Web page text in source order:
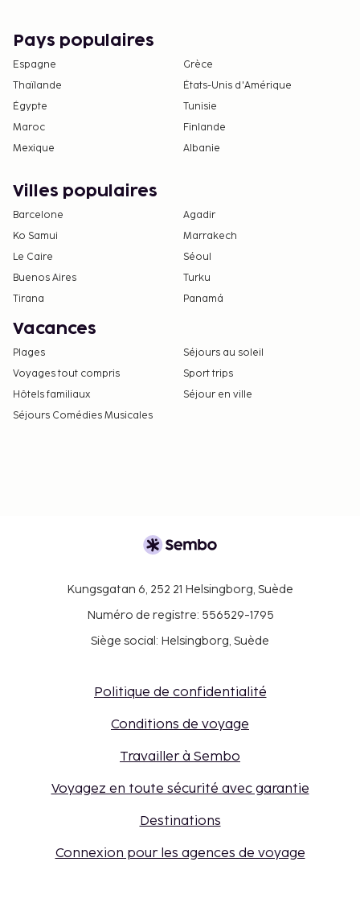
d'informations, veuillez contacter
l'hébergement aux coordonnées figurant dans
Pays populaires
Espagne
Grèce
Thaïlande
États-Unis d'Amérique
Égypte
Tunisie
Maroc
Finlande
Mexique
Albanie
Villes populaires
Barcelone
Agadir
Ko Samui
Marrakech
Le Caire
Séoul
Buenos Aires
Turku
Tirana
Panamá
Vacances
Plages
Séjours au soleil
Voyages tout compris
Sport trips
Hôtels familiaux
Séjour en ville
Séjours Comédies Musicales
Kungsgatan 6, 252 21 Helsingborg, Suède
Numéro de registre: 556529-1795
Siège social: Helsingborg, Suède
Politique de confidentialité
Conditions de voyage
Travailler à Sembo
Voyagez en toute sécurité avec garantie
Destinations
Connexion pour les agences de voyage